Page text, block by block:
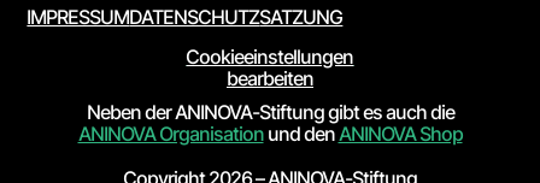
IMPRESSUMDATENSCHUTZSATZUNG
Cookieeinstellungen
bearbeiten
Neben der ANINOVA-Stiftung gibt es auch die
ANINOVA Organisationund denANINOVA Shop
Copyright 2026 – ANINOVA-Stiftung